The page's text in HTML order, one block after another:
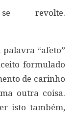
revolte.
palavra “afeto”
formulado
de carinho
outra coisa.
isto também,